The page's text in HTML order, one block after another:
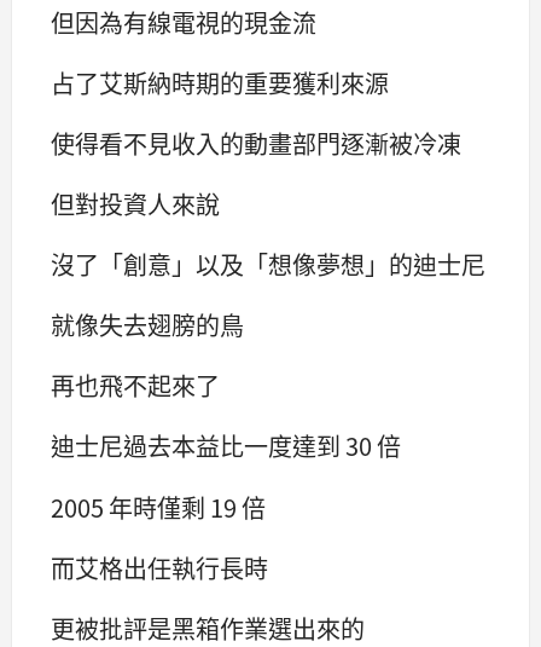
但因為有線電視的現金流
占了艾斯納時期的重要獲利來源
使得看不見收入的動畫部門逐漸被冷凍
但對投資人來說
沒了「創意」以及「想像夢想」的迪士尼
就像失去翅膀的鳥
再也飛不起來了
迪士尼過去本益比一度達到 30 倍
2005 年時僅剩 19 倍
而艾格出任執行長時
更被批評是黑箱作業選出來的